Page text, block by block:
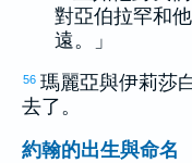
對亞伯拉罕和
遠。」
56 瑪麗亞與伊莉莎
去了。
約翰的出生與命名